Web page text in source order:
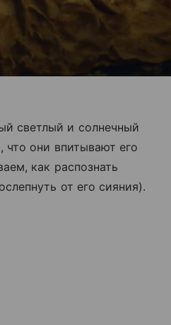
светлый и солнечный
что они впитывают его
как распознать
от его сияния).